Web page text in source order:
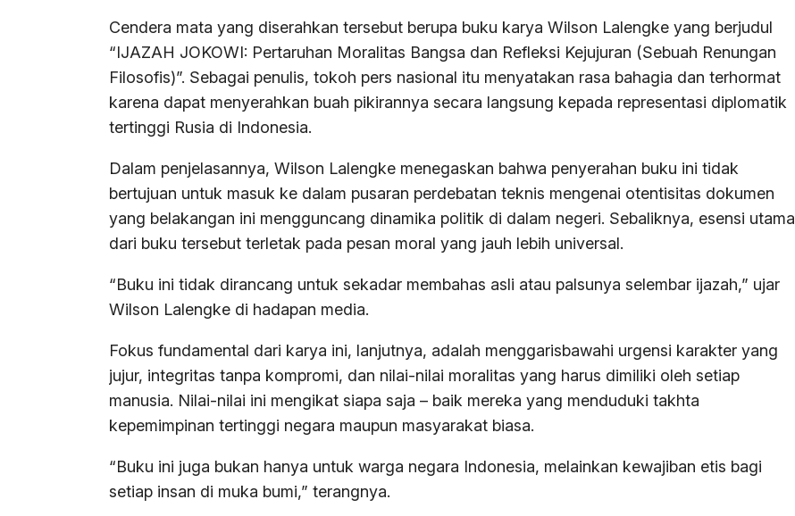
Cendera mata yang diserahkan tersebut berupa buku karya Wilson Lalengke yang berjudul
“IJAZAH JOKOWI: Pertaruhan Moralitas Bangsa dan Refleksi Kejujuran (Sebuah Renungan
Filosofis)”. Sebagai penulis, tokoh pers nasional itu menyatakan rasa bahagia dan terhormat
karena dapat menyerahkan buah pikirannya secara langsung kepada representasi diplomatik
tertinggi Rusia di Indonesia.
Dalam penjelasannya, Wilson Lalengke menegaskan bahwa penyerahan buku ini tidak
bertujuan untuk masuk ke dalam pusaran perdebatan teknis mengenai otentisitas dokumen
yang belakangan ini mengguncang dinamika politik di dalam negeri. Sebaliknya, esensi utama
dari buku tersebut terletak pada pesan moral yang jauh lebih universal.
“Buku ini tidak dirancang untuk sekadar membahas asli atau palsunya selembar ijazah,” ujar
Wilson Lalengke di hadapan media.
Fokus fundamental dari karya ini, lanjutnya, adalah menggarisbawahi urgensi karakter yang
jujur, integritas tanpa kompromi, dan nilai-nilai moralitas yang harus dimiliki oleh setiap
manusia. Nilai-nilai ini mengikat siapa saja – baik mereka yang menduduki takhta
kepemimpinan tertinggi negara maupun masyarakat biasa.
“Buku ini juga bukan hanya untuk warga negara Indonesia, melainkan kewajiban etis bagi
setiap insan di muka bumi,” terangnya.